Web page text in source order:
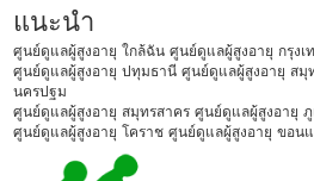
แนะนำ
ศูนย์ดูแลผู้สูงอายุ ใกล้ฉัน ศูนย์ดูแลผู้สูงอายุ กรุงเ
ศูนย์ดูแลผู้สูงอายุ ปทุมธานี ศูนย์ดูแลผู้สูงอายุ สมุ
นครปฐม
ศูนย์ดูแลผู้สูงอายุ สมุทรสาคร ศูนย์ดูแลผู้สูงอายุ ภู
ศูนย์ดูแลผู้สูงอายุ โคราช ศูนย์ดูแลผู้สูงอายุ ขอน